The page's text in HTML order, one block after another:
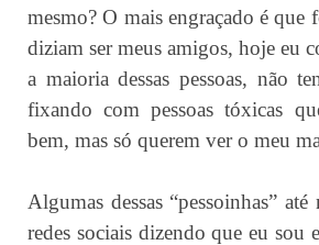
mesmo? O mais engraçado é que
diziam ser meus amigos, hoje eu
a maioria dessas pessoas, não
fixando com pessoas tóxicas
bem, mas só querem ver o meu
Algumas dessas “pessoinhas”
redes sociais dizendo que eu sou